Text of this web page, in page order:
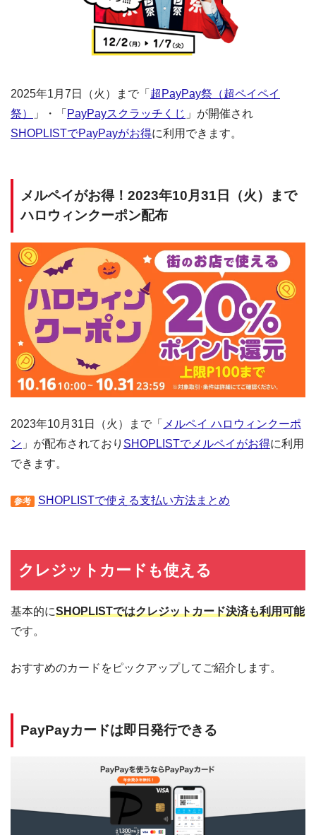
2025年1月7日（火）まで「 超PayPay祭（超ペイペイ
祭）
」・「 PayPayスクラッチくじ 」が開催され
SHOPLISTでPayPayがお得に利用できます。
メルペイがお得！2023年10月31日（火）まで
ハロウィンクーポン配布
2023年10月31日（火）まで「 メルペイ ハロウィンクーポ
ン 」が配布されており SHOPLISTでメルペイがお得に利用
できます。
参考 SHOPLISTで使える支払い方法まとめ
クレジットカードも使える
基本的にSHOPLISTではクレジットカード決済も利用可能
です。
おすすめのカードをピックアップしてご紹介します。
PayPayカードは即日発行できる